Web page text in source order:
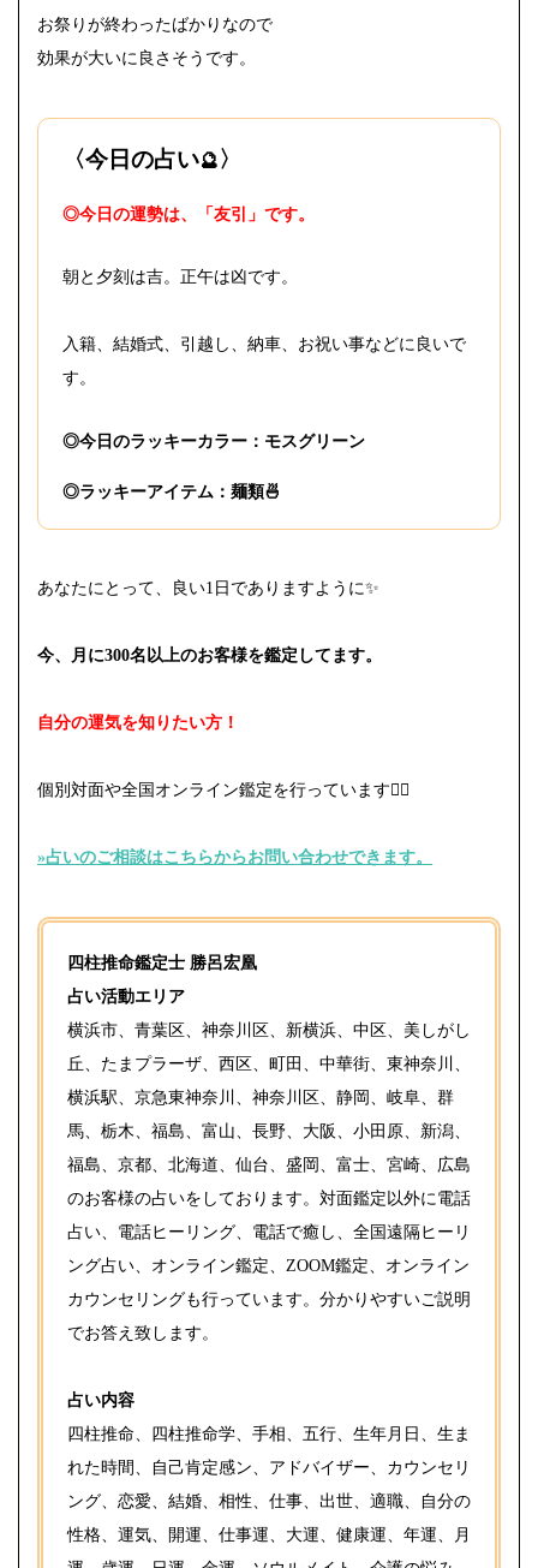
お祭りが終わったばかりなので
効果が大いに良さそうです。
〈今日の占い🔮〉
◎今日の運勢は、「友引」です。
朝と夕刻は吉。正午は凶です。
入籍、結婚式、引越し、納車、お祝い事などに良いで
す。
◎今日のラッキーカラー：モスグリーン
◎ラッキーアイテム：麺類🍜
あなたにとって、良い1日でありますように✨
今、月に300名以上のお客様を鑑定してます。
自分の運気を知りたい方！
個別対面や全国オンライン鑑定を行っています🙇‍♀️
»占いのご相談はこちらからお問い合わせできます。⁡
四柱推命鑑定士 勝呂宏凰
占い活動エリア
横浜市、青葉区、神奈川区、新横浜、中区、美しがし
丘、たまプラーザ、西区、町田、中華街、東神奈川、
横浜駅、京急東神奈川、神奈川区、静岡、岐阜、群
馬、栃木、福島、富山、長野、大阪、小田原、新潟、
福島、京都、北海道、仙台、盛岡、富士、宮崎、広島
のお客様の占いをしております。対面鑑定以外に電話
占い、電話ヒーリング、電話で癒し、全国遠隔ヒーリ
ング占い、オンライン鑑定、ZOOM鑑定、オンライン
カウンセリングも行っています。分かりやすいご説明
でお答え致します。
占い内容
四柱推命、四柱推命学、手相、五行、生年月日、生ま
れた時間、自己肯定感ン、アドバイザー、カウンセリ
ング、恋愛、結婚、相性、仕事、出世、適職、自分の
性格、運気、開運、仕事運、大運、健康運、年運、月